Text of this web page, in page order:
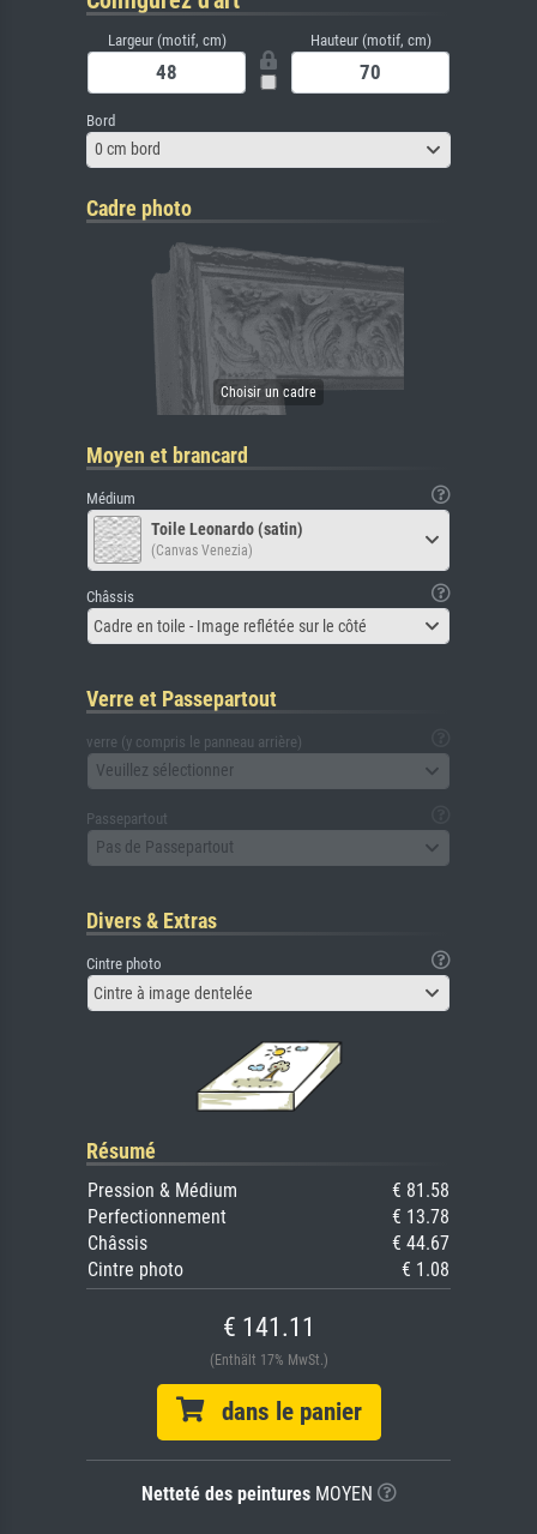
Largeur (motif, cm) Hauteur (motif, cm)
Bord
0 cm bord
Cadre photo
Moyen et brancard
Médium
Toile Leonardo (satin)
(Canvas Venezia)
Châssis
Cadre en toile - Image reflétée sur le côté
Verre et Passepartout
verre (y compris le panneau arrière)
Veuillez sélectionner
Passepartout
Pas de Passepartout
Divers & Extras
Cintre photo
Cintre à image dentelée
Résumé
Pression & Médium
€ 81.58
Perfectionnement
€ 13.78
Châssis
€ 44.67
Cintre photo
€ 1.08
€ 141.11
(Enthält 17% MwSt.)
dans le panier
Netteté des peinturesMOYEN